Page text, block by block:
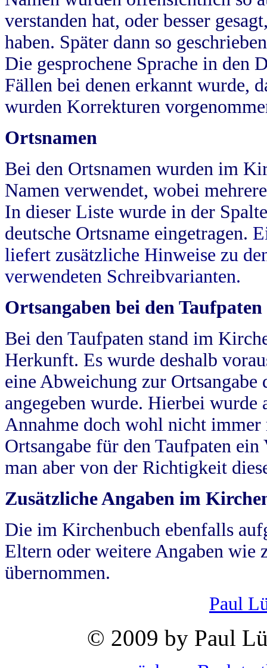
verstanden hat, oder besser
haben. Später dann so
Die gesprochene Sprache in
Fällen bei denen erkannt wurde,
wurden Korrekturen
Ortsnamen
Bei den Ortsnamen wurden im
Namen verwendet, wobei
In dieser Liste wurde in der
deutsche Ortsname eingetragen.
liefert zusätzliche Hinweise zu
verwendeten Schreibvarianten.
Ortsangaben bei den Taufpaten
Bei den Taufpaten stand im
Herkunft. Es wurde deshalb
eine Abweichung zur
angegeben wurde. Hierbei wurde
Annahme doch wohl nicht
Ortsangabe für den Taufpaten
man aber von der Richtigkeit
Zusätzliche Angaben im
Die im Kirchenbuch ebenfalls
Eltern oder weitere Angaben wie
übernommen.
Paul
© 2009 by Paul